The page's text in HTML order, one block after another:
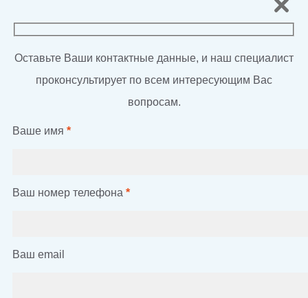
Оставьте Ваши контактные данные, и наш специалист
проконсультирует по всем интересующим Вас
вопросам.
Ваше имя *
Ваш номер телефона *
Ваш email